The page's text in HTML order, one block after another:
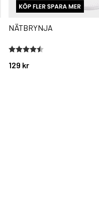
NÄTBRYNJA
129 kr
Betyg:
4.6 utav 5 stjärnor